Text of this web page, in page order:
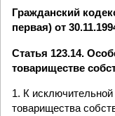
Гражданский
первая) от
Статья 123.14.
товариществе
1. К
товарищества